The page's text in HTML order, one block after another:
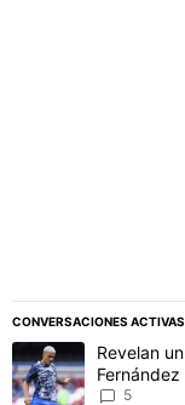
CONVERSACIONES ACTIVAS
Este listado muestra
Un artículo deRevelan
5